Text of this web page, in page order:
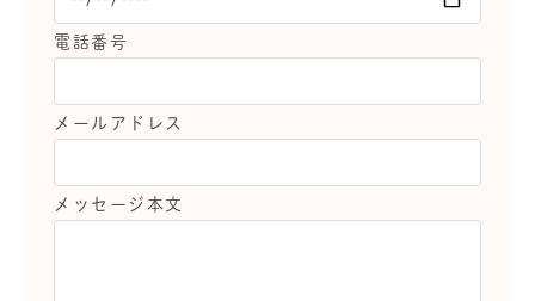
電話番号
メールアドレス
メッセージ本文